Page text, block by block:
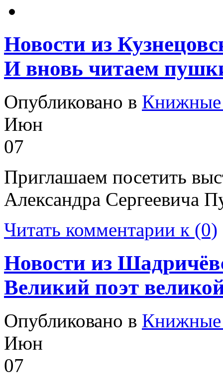
Новости из
И вновь читаем
Опубликовано в Книжные
Июн
07
Приглашаем посетить
Александра Сергеевича
Читать комментарии к (0)
Новости из
Великий поэт
Опубликовано в Книжные
Июн
07